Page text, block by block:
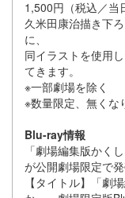
1,500円（税込／当
久米田康治描き下
に、
同イラストを使用
てきます。
※一部劇場を除く
※数量限定、無くな
Blu-ray情報
「劇場編集版か
が公開劇場限定で発
【タイトル】「劇